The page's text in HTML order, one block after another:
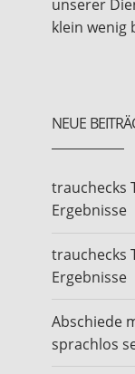
unserer
klein wenig
NEUE
trauchecks
Ergebnisse
trauchecks
Ergebnisse
Abschiede
sprachlos